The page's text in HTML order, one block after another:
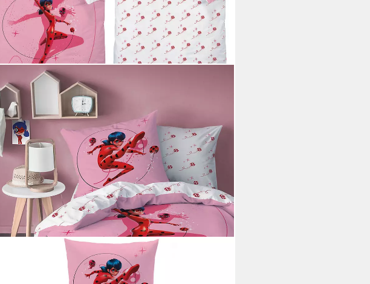
Kinderbettwäsche Miraculous Ladybug Shadow
Bettwäsche Biber / Flanell, 100% Baumwolle, 2 teilig,